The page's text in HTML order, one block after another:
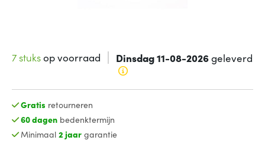
7 stuksop voorraad Dinsdag 11-08-2026geleverd
Gratis retourneren
60 dagenbedenktermijn
Minimaal 2 jaargarantie